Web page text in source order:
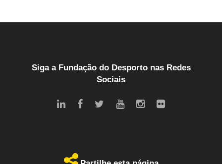
Siga a Fundação do Desporto nas Redes
Sociais